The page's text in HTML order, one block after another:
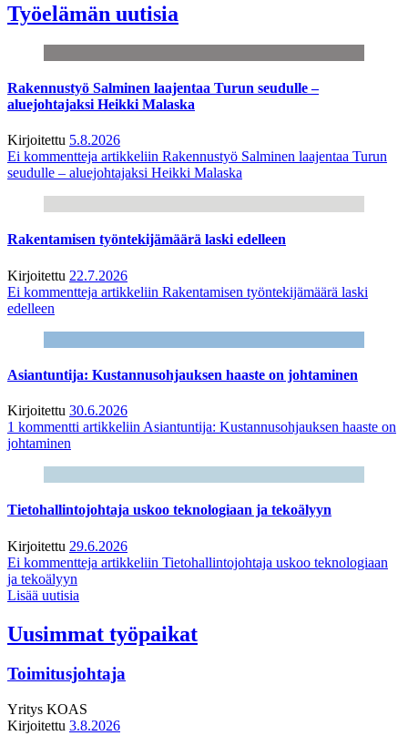
Työelämän uutisia
Rakennustyö Salminen laajentaa Turun seudulle –
aluejohtajaksi Heikki Malaska
Kirjoitettu 5.8.2026
Ei kommentteja artikkeliin Rakennustyö Salminen laajentaa Turun
seudulle – aluejohtajaksi Heikki Malaska
Rakentamisen työntekijämäärä laski edelleen
Kirjoitettu 22.7.2026
Ei kommentteja artikkeliin Rakentamisen työntekijämäärä laski
edelleen
Asiantuntija: Kustannusohjauksen haaste on johtaminen
Kirjoitettu 30.6.2026
1 kommentti artikkeliin Asiantuntija: Kustannusohjauksen haaste on
johtaminen
Tietohallintojohtaja uskoo teknologiaan ja tekoälyyn
Kirjoitettu 29.6.2026
Ei kommentteja artikkeliin Tietohallintojohtaja uskoo teknologiaan
ja tekoälyyn
Lisää uutisia
Uusimmat työpaikat
Toimitusjohtaja
Yritys KOAS
Kirjoitettu 3.8.2026